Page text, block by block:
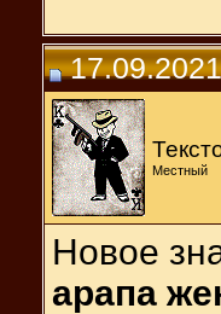
Местный
Новое
арапа